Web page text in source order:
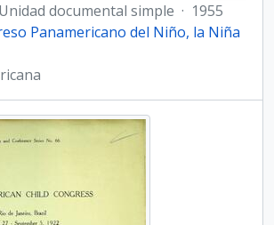
Unidad documental simple · 1955
Panamericano del Niño, la Niña